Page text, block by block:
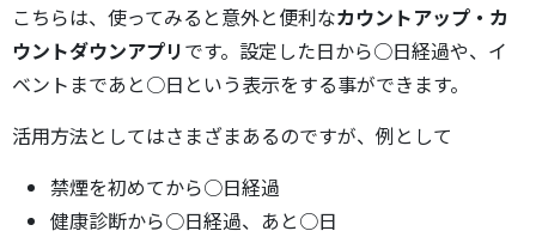
こちらは、使ってみると意外と便利なカウントアップ・カ
ウントダウンアプリです。設定した日から○日経過や、イ
ベントまであと○日という表示をする事ができます。
活用方法としてはさまざまあるのですが、例として
禁煙を初めてから○日経過
健康診断から○日経過、あと○日